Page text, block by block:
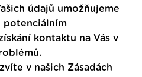
údajů umožňujeme
potenciálním
kontaktu na Vás v
v našich Zásadách